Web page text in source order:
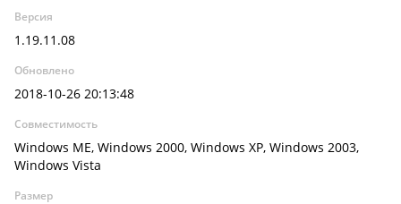
Версия
1.19.11.08
Обновлено
2018-10-26 20:13:48
Совместимость
Windows ME, Windows 2000, Windows XP, Windows 2003,
Windows Vista
Размер